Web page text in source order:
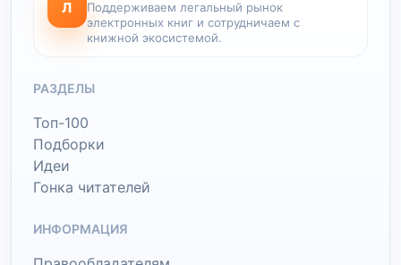
Л
Поддерживаем легальный рынок
электронных книг и сотрудничаем с
книжной экосистемой.
РАЗДЕЛЫ
Топ-100
Подборки
Идеи
Гонка читателей
ИНФОРМАЦИЯ